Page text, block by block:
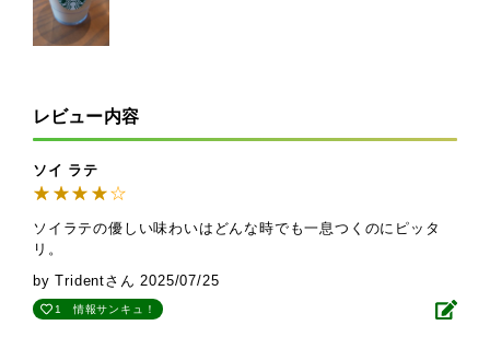
レビュー内容
ソイ ラテ
ソイラテの優しい味わいはどんな時でも一息つくのにピッタ
リ。
by Tridentさん 2025/07/25
1 情報サンキュ！